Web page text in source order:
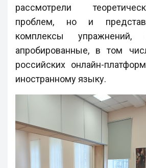
рассмотрели
проблем, но и
комплексы
апробированные, в том
российских онлайн-
иностранному языку.